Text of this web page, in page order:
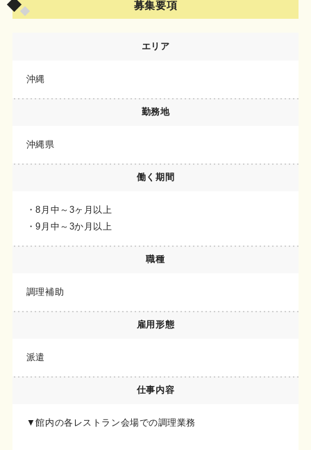
募集要項
エリア
沖縄
勤務地
沖縄県
働く期間
・8月中～3ヶ月以上
・9月中～3か月以上
職種
調理補助
雇用形態
派遣
仕事内容
▼館内の各レストラン会場での調理業務